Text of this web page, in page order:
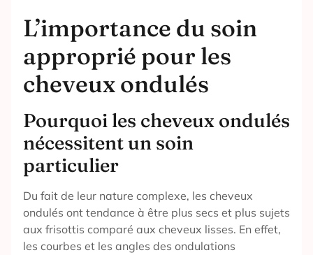
L’importance du soin
approprié pour les
cheveux ondulés
Pourquoi les cheveux ondulés
nécessitent un soin
particulier
Du fait de leur nature complexe, les cheveux
ondulés ont tendance à être plus secs et plus sujets
aux frisottis comparé aux cheveux lisses. En effet,
les courbes et les angles des ondulations